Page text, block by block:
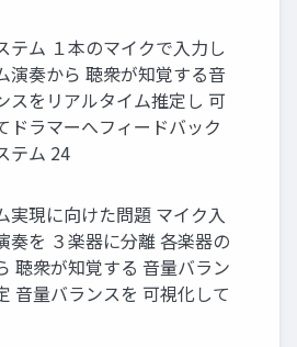
テム １本のマイクで入力し
演奏から 聴衆が知覚する音
スをリアルタイム推定し 可
ドラマーへフィードバック
テム 24
実現に向けた問題 マイク入
奏を ３楽器に分離 各楽器の
聴衆が知覚する 音量バラン
音量バランスを 可視化して